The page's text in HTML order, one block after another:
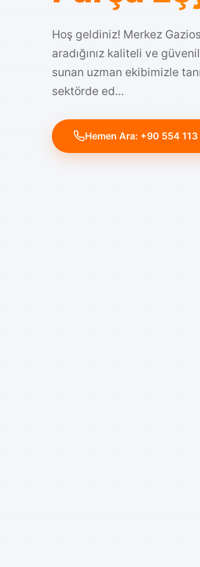
Hoş geldiniz! Merkez
aradığınız kaliteli ve
sunan uzman ekibimizle
sektörde ed...
Hemen Ara: +90 554 113